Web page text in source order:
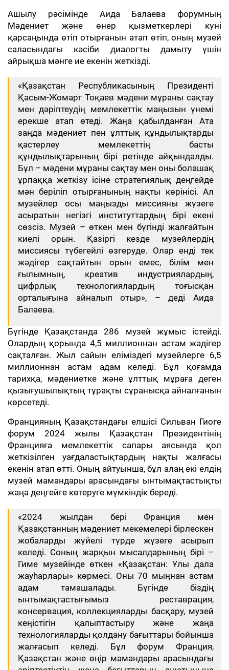
Ашылу рәсімінде Аида Балаева форумның
Мәдениет және өнер қызметкерлері күні
қарсаңында өтіп отырғанын атап өтіп, оның музей
саласындағы кәсіби диалогты дамыту үшін
айрықша мәнге ие екенін жеткізді.
«Қазақстан Республикасының Президенті
Қасым-Жомарт Тоқаев мәдени мұраны сақтау
мен дәріптеудің мемлекеттік маңызын үнемі
ерекше атап өтеді. Жаңа қабылданған Ата
заңда мәдениет пен ұлттық құндылықтарды
қастерлеу мемлекеттің басты
құндылықтарының бірі ретінде айқындалды.
Бұл – мәдени мұраны сақтау мен оны болашақ
ұрпаққа жеткізу ісіне стратегиялық деңгейде
мән беріліп отырғанының нақты көрінісі. Ал
музейлер осы маңызды миссияны жүзеге
асыратын негізгі институттардың бірі екені
сөзсіз. Музей – өткен мен бүгінді жалғайтын
киелі орын. Қазіргі кезде музейлердің
миссиясы түбегейлі өзгеруде. Олар енді тек
жәдігер сақтайтын орын емес, білім мен
ғылымның, креатив индустриялардың,
цифрлық технологиялардың тоғысқан
орталығына айналып отыр», – деді Аида
Балаева.
Бүгінде Қазақстанда 286 музей жұмыс істейді.
Олардың қорында 4,5 миллионнан астам жәдігер
сақталған. Жыл сайын еліміздегі музейлерге 6,5
миллионнан астам адам келеді. Бұл қоғамда
тарихқа, мәдениетке және ұлттық мұраға деген
қызығушылықтың тұрақты сұранысқа айналғанын
көрсетеді.
Францияның Қазақстандағы елшісі Сильван Гиоге
форум 2024 жылы Қазақстан Президентінің
Францияға мемлекеттік сапары аясында қол
жеткізілген уағдаластықтардың нақты жалғасы
екенін атап өтті. Оның айтуынша, бұл алаң екі елдің
музей мамандары арасындағы ынтымақтастықты
жаңа деңгейге көтеруге мүмкіндік береді.
«2024 жылдан бері Франция мен
Қазақстанның мәдениет мекемелері бірлескен
жобаларды жүйелі түрде жүзеге асырып
келеді. Соның жарқын мысалдарының бірі –
Гиме музейінде өткен «Қазақстан: Ұлы дала
жауһарлары» көрмесі. Оны 70 мыңнан астам
адам тамашалады. Бүгінде біздің
ынтымақтастығымыз реставрация,
консервация, коллекцияларды басқару, музей
кеңістігін қалыптастыру және жаңа
технологияларды қолдану бағыттары бойынша
жалғасып келеді. Бұл форум Франция,
Қазақстан және өңір мамандары арасындағы